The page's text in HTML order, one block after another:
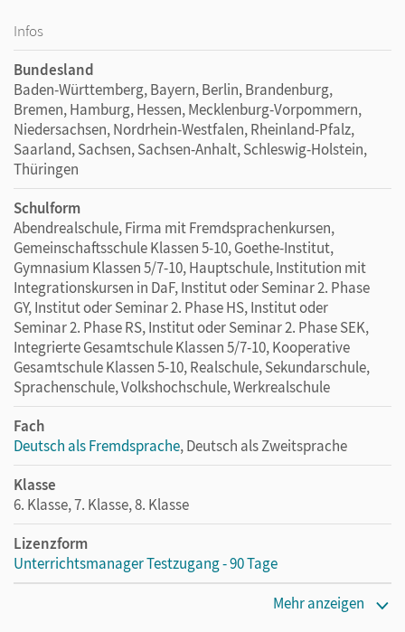
Infos
Bundesland
Baden-Württemberg, Bayern, Berlin, Brandenburg,
Bremen, Hamburg, Hessen, Mecklenburg-Vorpommern,
Niedersachsen, Nordrhein-Westfalen, Rheinland-Pfalz,
Saarland, Sachsen, Sachsen-Anhalt, Schleswig-Holstein,
Thüringen
Schulform
Abendrealschule, Firma mit Fremdsprachenkursen,
Gemeinschaftsschule Klassen 5-10, Goethe-Institut,
Gymnasium Klassen 5/7-10, Hauptschule, Institution mit
Integrationskursen in DaF, Institut oder Seminar 2. Phase
GY, Institut oder Seminar 2. Phase HS, Institut oder
Seminar 2. Phase RS, Institut oder Seminar 2. Phase SEK,
Integrierte Gesamtschule Klassen 5/7-10, Kooperative
Gesamtschule Klassen 5-10, Realschule, Sekundarschule,
Sprachenschule, Volkshochschule, Werkrealschule
Fach
Deutsch als Fremdsprache, Deutsch als Zweitsprache
Klasse
6. Klasse, 7. Klasse, 8. Klasse
Lizenzform
Unterrichtsmanager Testzugang - 90 Tage
Mehr anzeigen